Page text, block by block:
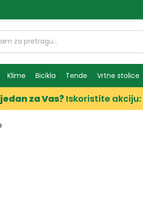
Klime Bicikla Tende Vrtne stolice
za Vas?Iskoristite akciju: